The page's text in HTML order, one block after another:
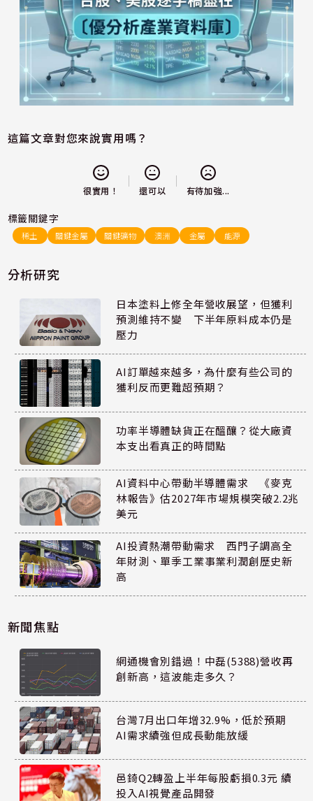
這篇文章對您來說實用嗎？
很實用！ 還可以 有待加強...
標籤關鍵字
稀土 關鍵金屬 關鍵礦物 澳洲 金屬 能源
分析研究
日本塗料上修全年營收展望，但獲利
預測維持不變 下半年原料成本仍是
壓力
AI訂單越來越多，為什麼有些公司的
獲利反而更難超預期？
功率半導體缺貨正在醞釀？從大廠資
本支出看真正的時間點
AI資料中心帶動半導體需求 《麥克
林報告》估2027年市場規模突破2.2兆
美元
AI投資熱潮帶動需求 西門子調高全
年財測、單季工業事業利潤創歷史新
高
新聞焦點
網通機會別錯過！中磊(5388)營收再
創新高，這波能走多久？
台灣7月出口年增32.9%，低於預期
AI需求續強但成長動能放緩
邑錡Q2轉盈上半年每股虧損0.3元 續
投入AI視覺產品開發